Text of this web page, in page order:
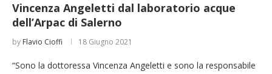
Vincenza Angeletti dal laboratorio acque
dell’Arpac di Salerno
by Flavio Cioffi 18 Giugno 2021
“Sono la dottoressa Vincenza Angeletti e sono la responsabile